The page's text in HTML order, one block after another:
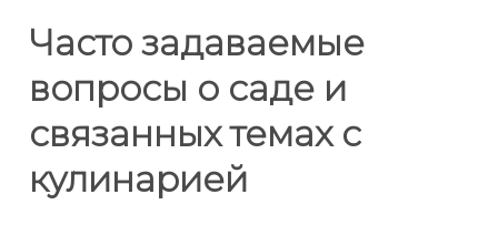
Часто задаваемые
вопросы о саде и
связанных темах с
кулинарией